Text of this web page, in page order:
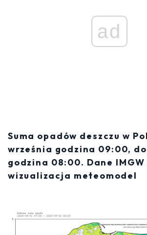
ad
Suma opadów deszczu w
września godzina 09:00,
godzina 08:00. Dane IMGW
wizualizacja meteomodel